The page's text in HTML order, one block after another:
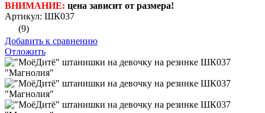
ВНИМАНИЕ: цена зависит от размера!
Артикул: ШК037
(9)
Добавить к сравнению
Отложить